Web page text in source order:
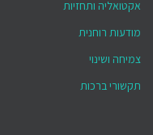
אקטואליה ותחזיות
מודעות רוחנית
צמיחה ושינוי
תקשורי ברכות